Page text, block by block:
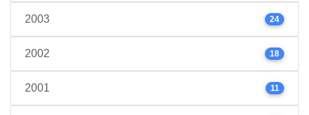
2003 24
2002 18
2001 11